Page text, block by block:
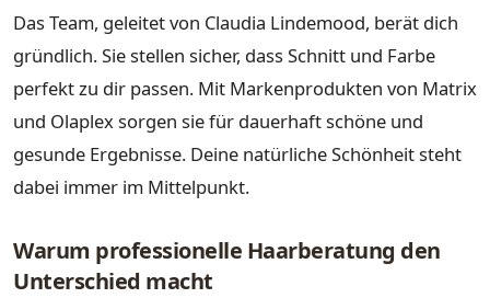
Das Team, geleitet von Claudia Lindemood, berät dich
gründlich. Sie stellen sicher, dass Schnitt und Farbe
perfekt zu dir passen. Mit Markenprodukten von Matrix
und Olaplex sorgen sie für dauerhaft schöne und
gesunde Ergebnisse. Deine natürliche Schönheit steht
dabei immer im Mittelpunkt.
Warum professionelle Haarberatung den
Unterschied macht